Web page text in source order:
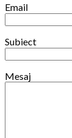
Email
Subiect
Mesaj